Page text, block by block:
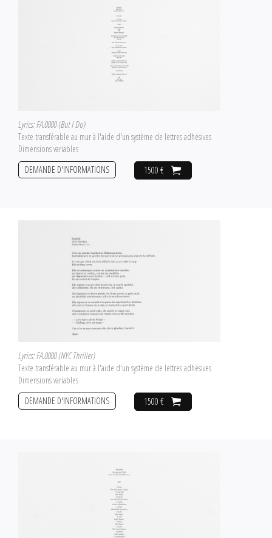
Lyrics: FA.0000 (But I Do)
Texte transférable au mur à l'aide d'un système de lettres adhésives
Dimensions variables
1500 €
DEMANDE D'INFORMATIONS
Lyrics: FA.0000 (NYC Thriller)
Texte transférable au mur à l'aide d'un système de lettres adhésives
Dimensions variables
1500 €
DEMANDE D'INFORMATIONS